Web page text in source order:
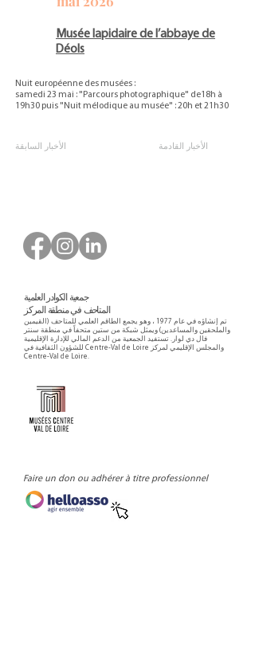
Musée lapidaire de l’abbaye de
Déols
Nuit européenne des musées :
samedi 23 mai : "Parcours photographique" de18h à
19h30 puis "Nuit mélodique au musée" : 20h et 21h30
الأخبار السابقة الأخبار القادمة
جمعية الكوادر العلمية
تم إنشاؤه في عام 1977 ، وهو يجمع الطاقم العلمي للمتاحف (القيمين
والملحقين والمساعدين) ويمثل شبكة من ستين متحفاً في منطقة سنتر
فال دي لوار. تستفيد الجمعية من الدعم المالي للإدارة الإقليمية
للشؤون الثقافية في Centre-Val de Loire والمجلس الإقليمي لمركز
Centre-Val de Loire.
Faire un don ou adhérer à titre professionnel